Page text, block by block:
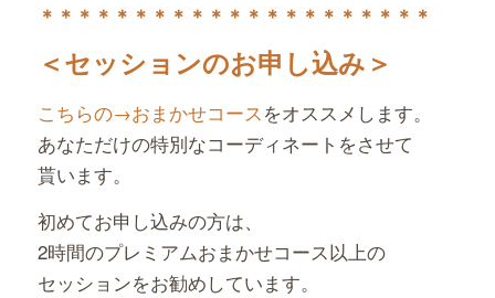
＊＊＊＊＊＊＊＊＊＊＊＊＊＊＊＊＊＊＊＊＊
＜セッションのお申し込み＞
こちらの→おまかせコース をオススメします。
あなただけの特別なコーディネートをさせて
貰います。
初めてお申し込みの方は、
2時間のプレミアムおまかせコース以上の
セッションをお勧めしています。